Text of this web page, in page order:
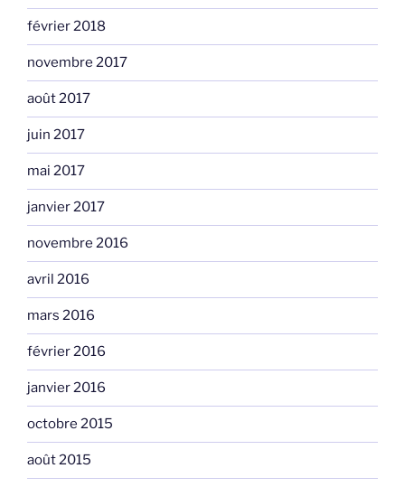
février 2018
novembre 2017
août 2017
juin 2017
mai 2017
janvier 2017
novembre 2016
avril 2016
mars 2016
février 2016
janvier 2016
octobre 2015
août 2015